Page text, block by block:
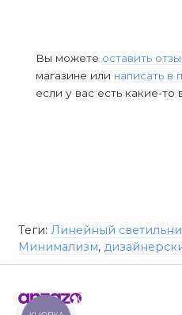
Вы можете оставить
магазине или написать в
если у вас есть какие-то
Теги: Линейный
Минимализм,